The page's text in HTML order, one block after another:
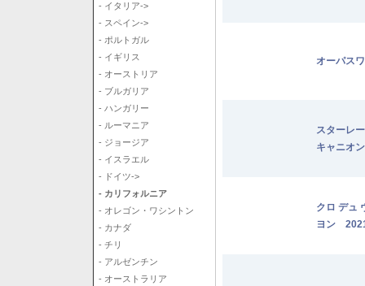
- イタリア->
- スペイン->
- ポルトガル
- イギリス
- オーストリア
- ブルガリア
- ハンガリー
- ルーマニア
- ジョージア
- イスラエル
- ドイツ->
- カリフォルニア
- オレゴン・ワシントン
- カナダ
- チリ
- アルゼンチン
- オーストラリア
オーパス
スターレ
キャニオ
クロ デュ
ヨン